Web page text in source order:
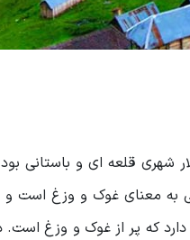
شهری قلعه ای و باستانی
به معنای غوک و وزغ است و
که پر از غوک و وزغ